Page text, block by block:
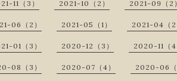
11（3） 2021-10（2） 2021-09（2）
06（2） 2021-05（1） 2021-04（2
01（3） 2020-12（3） 2020-11（4
08（3） 2020-07（4） 2020-06（